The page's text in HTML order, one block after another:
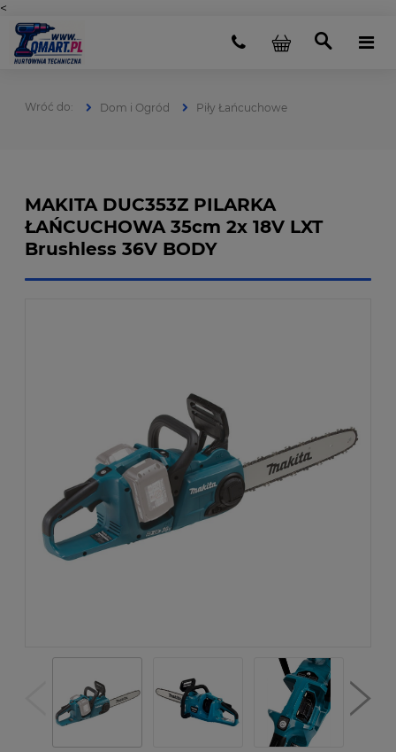
<
Dom i Ogród Piły Łańcuchowe
MAKITA DUC353Z PILARKA
ŁAŃCUCHOWA 35cm 2x 18V LXT
Brushless 36V BODY